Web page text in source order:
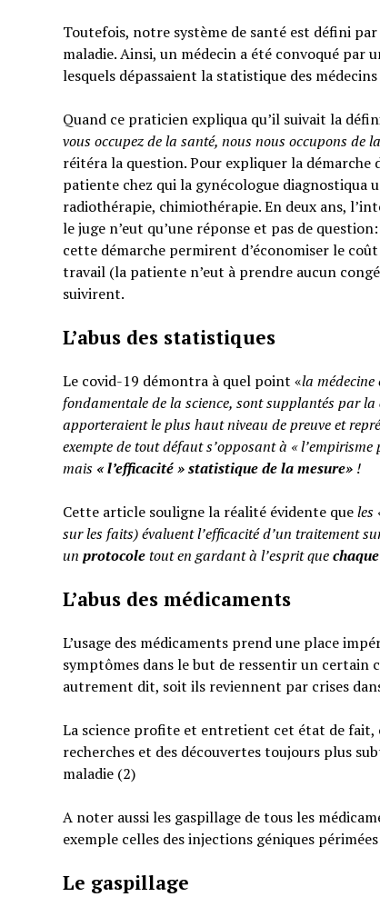
Toutefois, notre système de santé est défini
maladie. Ainsi, un médecin a été convoqué par
lesquels dépassaient la statistique des
Quand ce praticien expliqua qu’il suivait la
vous occupez de la santé, nous nous occupons de
réitéra la question. Pour expliquer la
patiente chez qui la gynécologue
radiothérapie, chimiothérapie. En deux ans,
le juge n’eut qu’une réponse et pas de question:
cette démarche permirent d’économiser le
travail (la patiente n’eut à prendre aucun
suivirent.
L’abus des statistiques
Le covid-19 démontra à quel point «la médecine
fondamentale de la science, sont supplantés par la
apporteraient le plus haut niveau de preuve et
exempte de tout défaut s’opposant à «
mais «l’efficacité » statistique de la mesure» !
Cette article souligne la réalité évidente queles
sur les faits) évaluent l’efficacité d’un traitement
un protocoletout en gardant à l’esprit que
L’abus des médicaments
L’usage des médicaments prend une place
symptômes dans le but de ressentir un certain
autrement dit, soit ils reviennent par crises
La science profite et entretient cet état de fait,
recherches et des découvertes toujours plus
maladie (2)
A noter aussi les gaspillage de tous les
exemple celles des injections géniques
Le gaspillage